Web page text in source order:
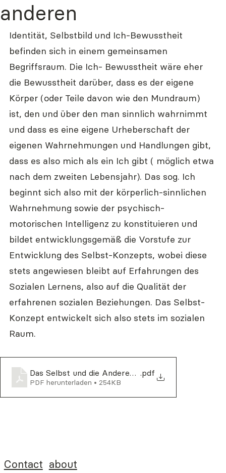
anderen
Identität, Selbstbild und Ich-Bewusstheit
befinden sich in einem gemeinsamen
Begriffsraum. Die Ich- Bewusstheit wäre eher
die Bewusstheit darüber, dass es der eigene
Körper (oder Teile davon wie den Mundraum)
ist, den und über den man sinnlich wahrnimmt
und dass es eine eigene Urheberschaft der
eigenen Wahrnehmungen und Handlungen gibt,
dass es also mich als ein Ich gibt ( möglich etwa
nach dem zweiten Lebensjahr). Das sog. Ich
beginnt sich also mit der körperlich-sinnlichen
Wahrnehmung sowie der psychisch-
motorischen Intelligenz zu konstituieren und
bildet entwicklungsgemäß die Vorstufe zur
Entwicklung des Selbst-Konzepts, wobei diese
stets angewiesen bleibt auf Erfahrungen des
Sozialen Lernens, also auf die Qualität der
erfahrenen sozialen Beziehungen. Das Selbst-
Konzept entwickelt sich also stets im sozialen
Raum.
Das Selbst und die Anderen April25
.pdf
PDF herunterladen • 254KB
Contact about